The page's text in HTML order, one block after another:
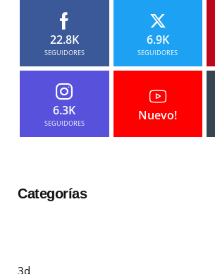
22.8K
SEGUIDORES
6.9K
SEGUIDORES
6.3K
SEGUIDORES
Nuevo!
Categorías
3d